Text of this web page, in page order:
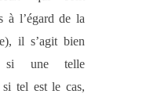
à l’égard de la
il s’agit bien
si une telle
tel est le cas,